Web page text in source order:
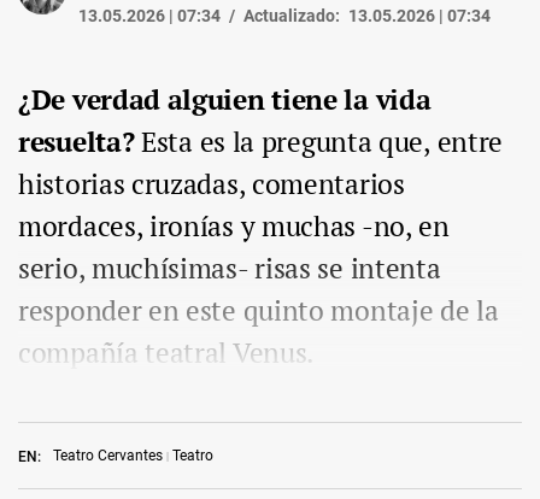
13.05.2026 | 07:34 Actualizado: 13.05.2026 | 07:34
EN: Teatro Cervantes Teatro
¿De verdad alguien tiene la vida
resuelta?Esta es la pregunta que, entre
historias cruzadas, comentarios
mordaces, ironías y muchas -no, en
serio, muchísimas- risas se intenta
responder en este quinto montaje de la
compañía teatral Venus.